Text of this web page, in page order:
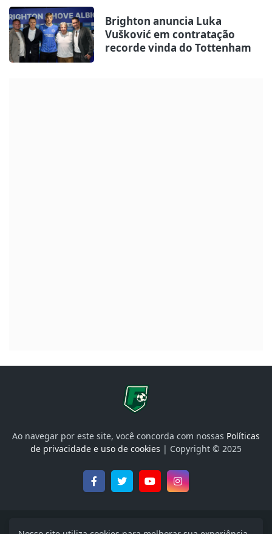
Brighton anuncia Luka
Vušković em contratação
recorde vinda do Tottenham
Ao navegar por este site, você concorda com nossas Políticas
de privacidade e uso de cookies | Copyright © 2025